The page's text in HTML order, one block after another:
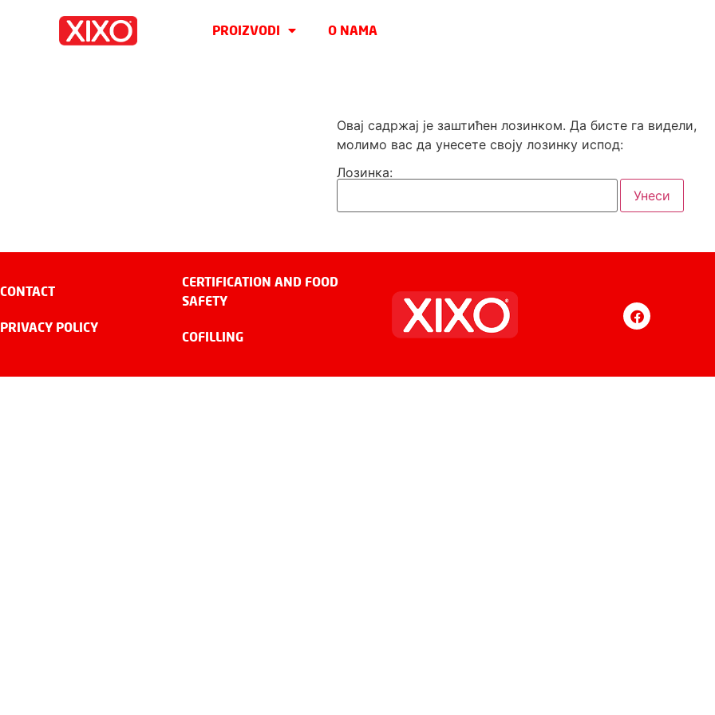
PROIZVODI O NAMA
Овај садржај је заштићен лозинком. Да бисте га видели,
молимо вас да унесете своју лозинку испод:
Лозинка:
CONTACT
PRIVACY POLICY
CERTIFICATION AND FOOD
SAFETY
COFILLING